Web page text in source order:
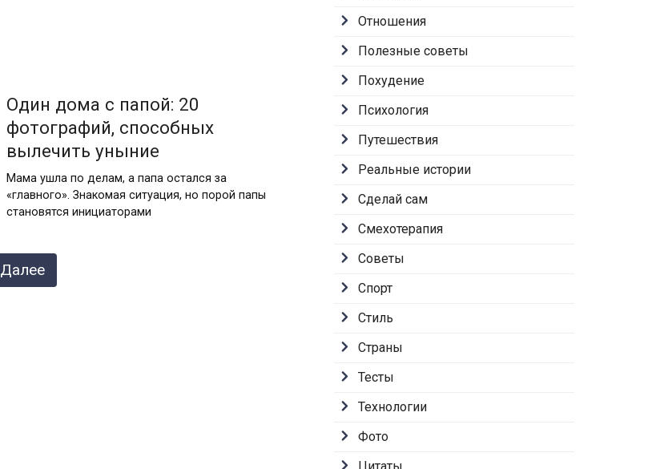
Один дома с папой: 20
фотографий, способных
вылечить уныние
Мама ушла по делам, а папа остался за
«главного». Знакомая ситуация, но порой папы
становятся инициаторами
Далее
Отношения
Полезные советы
Похудение
Психология
Путешествия
Реальные истории
Сделай сам
Смехотерапия
Советы
Спорт
Стиль
Страны
Тесты
Технологии
Фото